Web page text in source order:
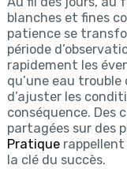
blanches et fines
patience se
période
rapidement les
qu’une eau
d’ajuster les
conséquence. Des
partagées sur des
Pratiquerappellent
la clé du succès.